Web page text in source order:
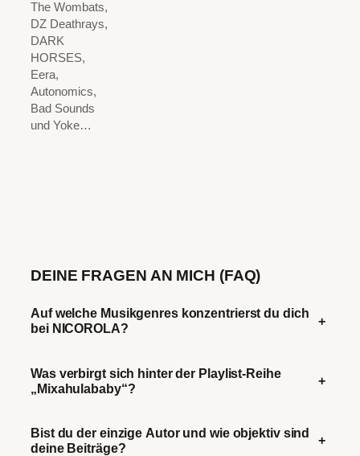
The Wombats,
DZ Deathrays,
DARK
HORSES,
Eera,
Autonomics,
Bad Sounds
und Yoke…
DEINE FRAGEN AN MICH (FAQ)
Auf welche Musikgenres konzentrierst du dich
bei NICOROLA?
+
Was verbirgt sich hinter der Playlist-Reihe
„Mixahulababy“?
+
Bist du der einzige Autor und wie objektiv sind
deine Beiträge?
+